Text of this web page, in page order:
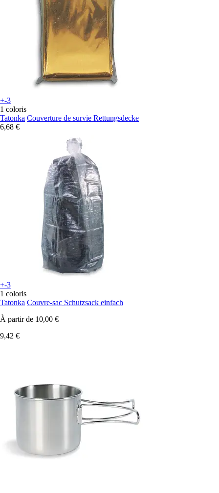
+-3
1 coloris
Tatonka Couverture de survie Rettungsdecke
6,68 €
+-3
1 coloris
Tatonka Couvre-sac Schutzsack einfach
À partir de 10,00 €
9,42 €